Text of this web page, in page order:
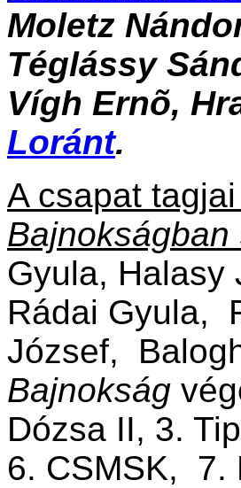
Moletz
Téglássy
Vígh Ernõ,
Loránt.
A csapat
Bajnokságban
Gyula,
Rádai Gyula,
József,
Bajnokság
Dózsa II, 3.
6. CSMSK, 7.